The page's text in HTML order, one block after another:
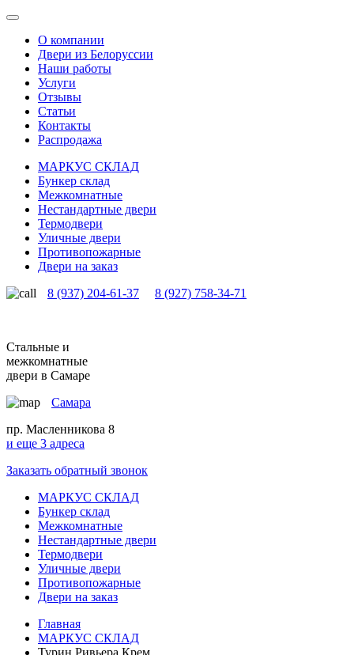
О компании
Двери из Белоруссии
Наши работы
Услуги
Отзывы
Статьи
Контакты
Распродажа
МАРКУС СКЛАД
Бункер склад
Межкомнатные
Нестандартные двери
Термодвери
Уличные двери
Противопожарные
Двери на заказ
8 (937) 204-61-37
8 (927) 758-34-71
Стальные и
межкомнатные
двери в Самаре
Самара
пр. Масленникова 8
и еще 3 адреса
Заказать обратный звонок
МАРКУС СКЛАД
Бункер склад
Межкомнатные
Нестандартные двери
Термодвери
Уличные двери
Противопожарные
Двери на заказ
Главная
МАРКУС СКЛАД
Турин Ривьера Крем